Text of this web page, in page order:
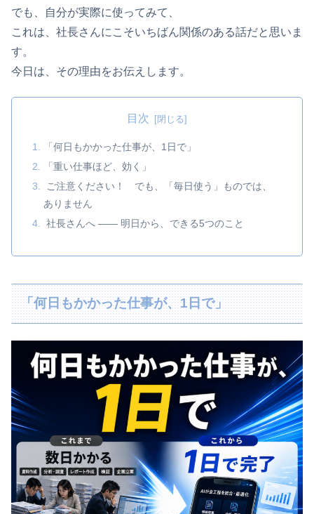
でも、自分が実際に使ってみて、
これは、社長さんにこそいちばん関係のある話だと思いま
す。
今日は、その理由をお伝えします。
目次
「何日もかかった仕事が、1日で」
「重い仕事ほど、効く」
ご注意ください！ でも、「毎日使う」ものでは、
ありません
社長さんへ ―― 明日から、できる5つのこと
「何日もかかった仕事が、1日で」